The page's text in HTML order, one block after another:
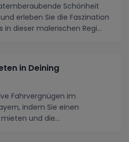
Schönheit
erleben Sie die Faszination
dieser malerischen Regi...
in Deining
Fahrvergnügen im
indem Sie einen
und die